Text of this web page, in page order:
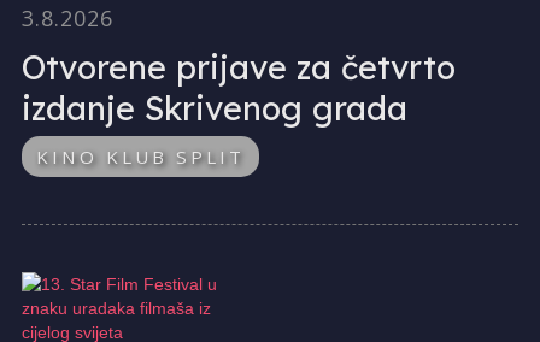
3.8.2026
Otvorene prijave za četvrto
izdanje Skrivenog grada
KINO KLUB SPLIT